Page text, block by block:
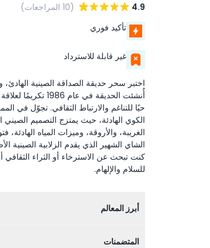
4.9
(10 المراجعات)
تأكيد فوري
غير قابلة للاسترداد
اختبر سحر حديقة الصداقة الصينية
أُنشئت الحديقة
حيًا للتناغم والارتباط الثقافي. تجوّل في
الكوي الهادئة، حيث يمتزج التصميم الصيني
الغريبة، والأروقة، وميزات المياه
الشاي الشهير الذي يقدم الزلابية الصينية
كنت تبحث عن الاسترخاء أو الثراء
للسلام والإلهام.
أبرز المعالم
المتضمنات